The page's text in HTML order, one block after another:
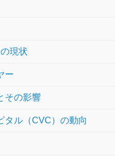
現状
ー
その影響
タル（CVC）の動向